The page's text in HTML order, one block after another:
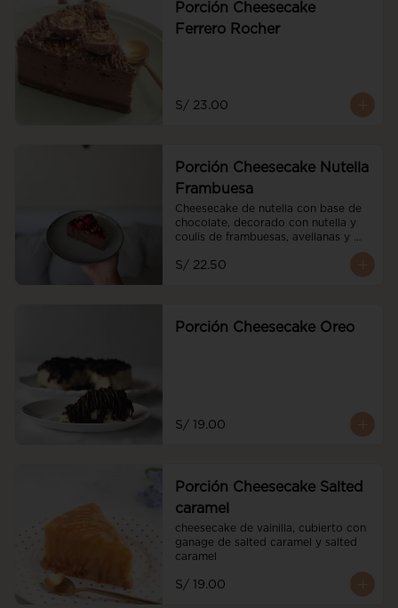
Porción Cheesecake
Ferrero Rocher
S/ 23.00
Porción Cheesecake Nutella
Frambuesa
Cheesecake de nutella con base de
chocolate, decorado con nutella y
coulis de frambuesas, avellanas y
S/ 22.50
Porción Cheesecake Oreo
S/ 19.00
Porción Cheesecake Salted
caramel
cheesecake de vainilla, cubierto con
ganage de salted caramel y salted
caramel
S/ 19.00